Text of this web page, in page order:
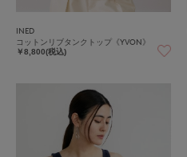
INED
コットンリブタンクトップ《YVON》
￥8,800(税込)